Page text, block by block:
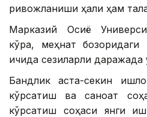
ривожланиши ҳали ҳам
Марказий Осиё
кўра, меҳнат
ичида сезиларли даражада
Бандлик аста-секин
кўрсатиш ва саноат
кўрсатиш соҳаси янги